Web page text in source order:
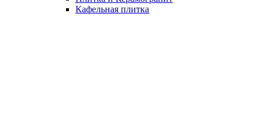
Кафельная плитка